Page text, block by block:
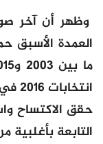
وظهر أن آخر
العمدة الأسبق
حقق الاكتساح
التابعة بأغلبية